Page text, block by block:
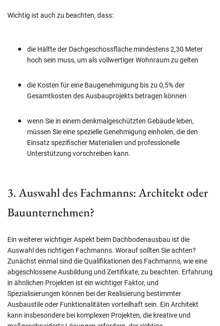
Wichtig ist auch zu beachten, dass:
die Hälfte der Dachgeschossfläche mindestens 2,30 Meter
hoch sein muss, um als vollwertiger Wohnraum zu gelten
die Kosten für eine Baugenehmigung bis zu 0,5% der
Gesamtkosten des Ausbauprojekts betragen können
wenn Sie in einem denkmalgeschützten Gebäude leben,
müssen Sie eine spezielle Genehmigung einholen, die den
Einsatz spezifischer Materialien und professionelle
Unterstützung vorschreiben kann.
3. Auswahl des Fachmanns: Architekt oder
Bauunternehmen?
Ein weiterer wichtiger Aspekt beim Dachbodenausbau ist die
Auswahl des richtigen Fachmanns. Worauf sollten Sie achten?
Zunächst einmal sind die Qualifikationen des Fachmanns, wie eine
abgeschlossene Ausbildung und Zertifikate, zu beachten. Erfahrung
in ähnlichen Projekten ist ein wichtiger Faktor, und
Spezialisierungen können bei der Realisierung bestimmter
Ausbaustile oder Funktionalitäten vorteilhaft sein. Ein Architekt
kann insbesondere bei komplexen Projekten, die kreative und